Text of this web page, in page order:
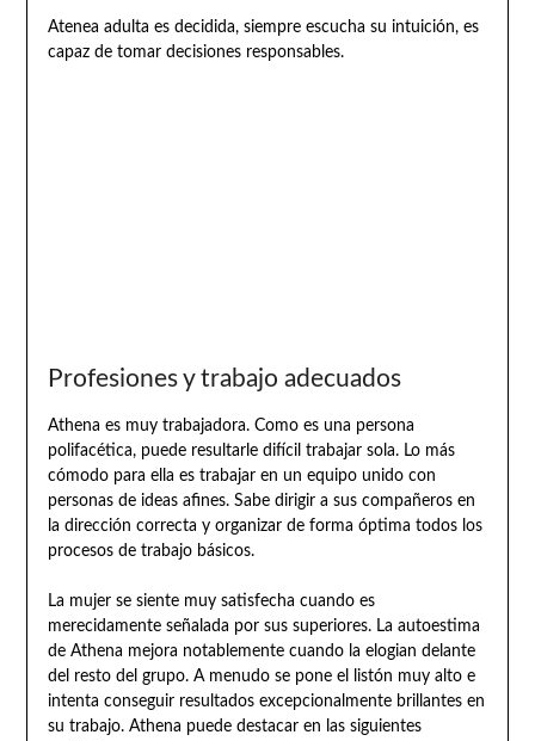
Atenea adulta es decidida, siempre escucha su intuición, es
capaz de tomar decisiones responsables.
Profesiones y trabajo adecuados
Athena es muy trabajadora. Como es una persona
polifacética, puede resultarle difícil trabajar sola. Lo más
cómodo para ella es trabajar en un equipo unido con
personas de ideas afines. Sabe dirigir a sus compañeros en
la dirección correcta y organizar de forma óptima todos los
procesos de trabajo básicos.
La mujer se siente muy satisfecha cuando es
merecidamente señalada por sus superiores. La autoestima
de Athena mejora notablemente cuando la elogian delante
del resto del grupo. A menudo se pone el listón muy alto e
intenta conseguir resultados excepcionalmente brillantes en
su trabajo. Athena puede destacar en las siguientes